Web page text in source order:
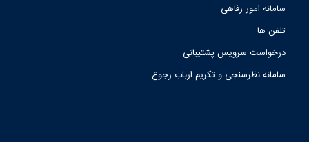
سامانه امور رفاهی
تلفن ها
درخواست سرویس پشتیبانی
سامانه نظرسنجی و تکریم ارباب رجوع